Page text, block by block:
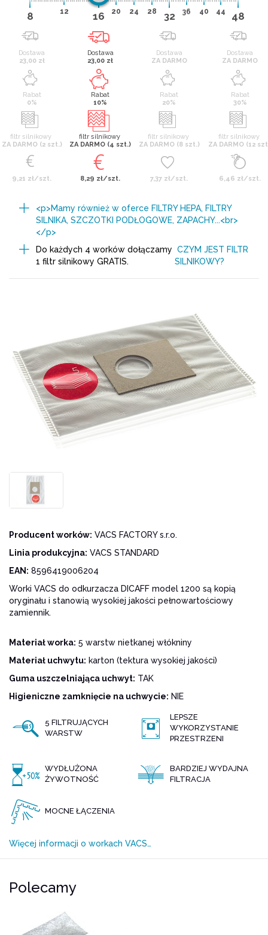
8 12 16 20 24 28 32 36 40 44 48
Dostawa
23,00 zł
Rabat
0%
filtr silnikowy
ZA DARMO (2 szt.)
9,21 zł/szt.
Dostawa
23,00 zł
Rabat
10%
filtr silnikowy
ZA DARMO (4 szt.)
8,29 zł/szt.
Dostawa
ZA DARMO
Rabat
20%
filtr silnikowy
ZA DARMO (8 szt.)
7,37 zł/szt.
Dostawa
ZA DARMO
Rabat
30%
filtr silnikowy
ZA DARMO (12
6,46 zł/szt.
<p>Mamy również w oferce FILTRY HEPA, FILTRY
SILNIKA, SZCZOTKI PODŁOGOWE, ZAPACHY...<br>
</p>
Do każdych 4 worków dołączamy
1 filtr silnikowy GRATIS.
CZYM JEST FILTR
SILNIKOWY?
Producent worków: VACS FACTORY s.r.o.
Linia produkcyjna: VACS STANDARD
EAN: 8596419006204
Worki VACS do odkurzacza DICAFF model 1200 są kopią
oryginału i stanowią wysokiej jakości pełnowartościowy
zamiennik.
Materiał worka: 5 warstw nietkanej włókniny
Materiał uchwytu: karton (tektura wysokiej jakości)
Guma uszczelniająca uchwyt: TAK
Higieniczne zamknięcie na uchwycie: NIE
5 FILTRUJĄCYCH
WARSTW
LEPSZE
WYKORZYSTANIE
PRZESTRZENI
WYDŁUŻONA
ŻYWOTNOŚĆ
BARDZIEJ WYDAJNA
FILTRACJA
MOCNE ŁĄCZENIA
Więcej informacji o workach VACS…
Polecamy